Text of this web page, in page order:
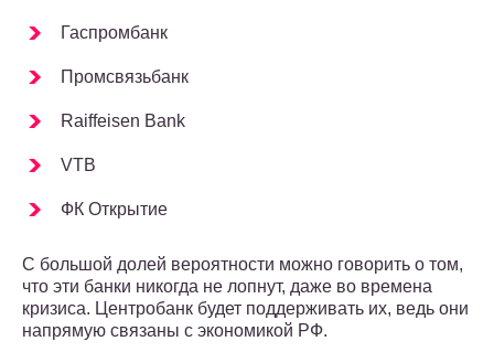
Гаспромбанк
Промсвязьбанк
Raiffeisen Bank
VTB
ФК Открытие
С большой долей вероятности можно говорить о том,
что эти банки никогда не лопнут, даже во времена
кризиса. Центробанк будет поддерживать их, ведь они
напрямую связаны с экономикой РФ.